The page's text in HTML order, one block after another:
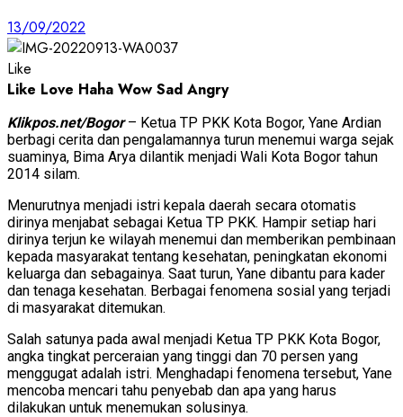
13/09/2022
Like
Like Love Haha Wow Sad Angry
Klikpos.net/Bogor– Ketua TP PKK Kota Bogor, Yane Ardian
berbagi cerita dan pengalamannya turun menemui warga sejak
suaminya, Bima Arya dilantik menjadi Wali Kota Bogor tahun
2014 silam.
Menurutnya menjadi istri kepala daerah secara otomatis
dirinya menjabat sebagai Ketua TP PKK. Hampir setiap hari
dirinya terjun ke wilayah menemui dan memberikan pembinaan
kepada masyarakat tentang kesehatan, peningkatan ekonomi
keluarga dan sebagainya. Saat turun, Yane dibantu para kader
dan tenaga kesehatan. Berbagai fenomena sosial yang terjadi
di masyarakat ditemukan.
Salah satunya pada awal menjadi Ketua TP PKK Kota Bogor,
angka tingkat perceraian yang tinggi dan 70 persen yang
menggugat adalah istri. Menghadapi fenomena tersebut, Yane
mencoba mencari tahu penyebab dan apa yang harus
dilakukan untuk menemukan solusinya.